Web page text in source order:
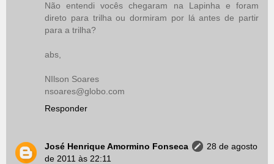
Não entendi vocês chegaram na Lapinha e foram
direto para trilha ou dormiram por lá antes de partir
para a trilha?
abs,
NIlson Soares
nsoares@globo.com
Responder
José Henrique Amormino Fonseca
28 de agosto
de 2011 às 22:11